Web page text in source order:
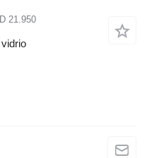
21.950